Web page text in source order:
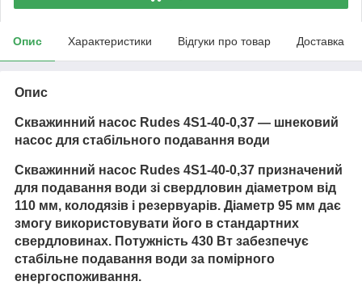
Опис Характеристики Відгуки про товар Доставка
Опис
Скважинний насос Rudes 4S1-40-0,37 — шнековий
насос для стабільного подавання води
Скважинний насос Rudes 4S1-40-0,37 призначений
для подавання води зі свердловин діаметром від
110 мм, колодязів і резервуарів. Діаметр 95 мм дає
змогу використовувати його в стандартних
свердловинах. Потужність 430 Вт забезпечує
стабільне подавання води за помірного
енергоспоживання.